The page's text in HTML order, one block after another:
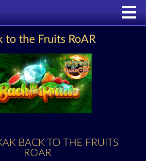
to the Fruits RoAR
BACK TO THE FRUITS
ROAR